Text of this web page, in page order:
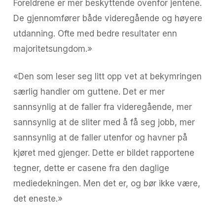
Foreldrene er mer beskyttende ovenfor jentene.
De gjennomfører både videregående og høyere
utdanning. Ofte med bedre resultater enn
majoritetsungdom.»
«Den som leser seg litt opp vet at bekymringen
særlig handler om guttene. Det er mer
sannsynlig at de faller fra videregående, mer
sannsynlig at de sliter med å få seg jobb, mer
sannsynlig at de faller utenfor og havner på
kjøret med gjenger. Dette er bildet rapportene
tegner, dette er casene fra den daglige
mediedekningen. Men det er, og bør ikke være,
det eneste.»